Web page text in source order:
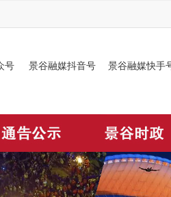
号 景谷融媒抖音号 景谷融媒快手